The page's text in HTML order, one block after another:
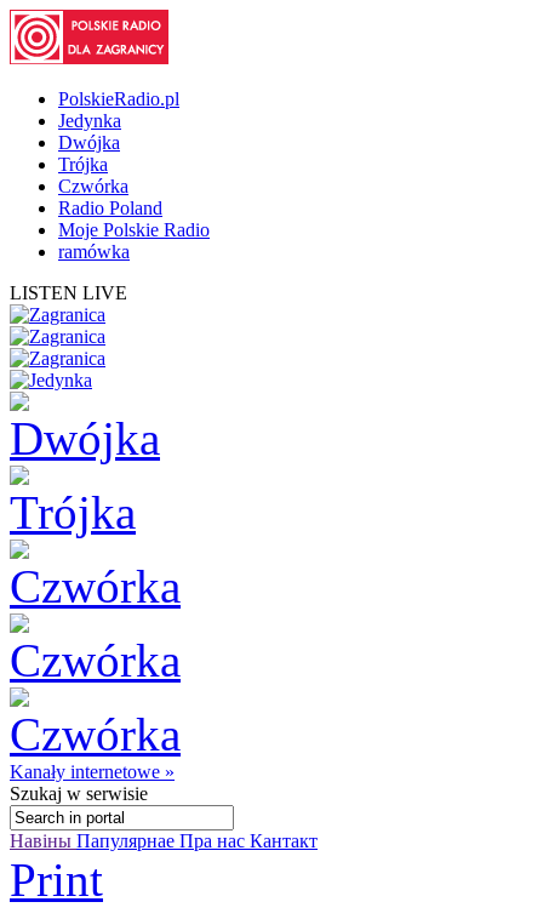
PolskieRadio.pl
Jedynka
Dwójka
Trójka
Czwórka
Radio Poland
Moje Polskie Radio
ramówka
LISTEN LIVE
Kanały internetowe »
Szukaj w serwisie
Навіны Папулярнае Пра нас Кантакт
Print